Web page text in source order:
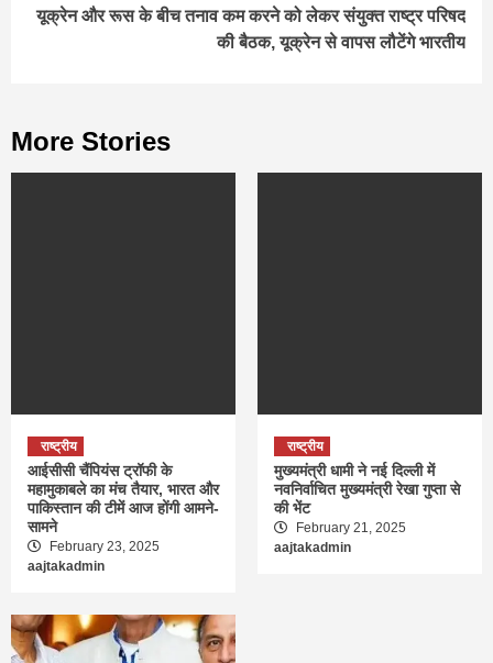
यूक्रेन और रूस के बीच तनाव कम करने को लेकर संयुक्त राष्ट्र परिषद
की बैठक, यूक्रेन से वापस लौटेंगे भारतीय
More Stories
राष्ट्रीय
आईसीसी चैंपियंस ट्रॉफी के
महामुकाबले का मंच तैयार, भारत और
पाकिस्तान की टीमें आज होंगी आमने-
सामने
February 23, 2025
aajtakadmin
राष्ट्रीय
मुख्यमंत्री धामी ने नई दिल्ली में
नवनिर्वाचित मुख्यमंत्री रेखा गुप्ता से
की भेंट
February 21, 2025
aajtakadmin